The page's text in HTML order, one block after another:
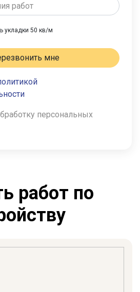
укладки 50 кв/м
мне
персональных
работ по